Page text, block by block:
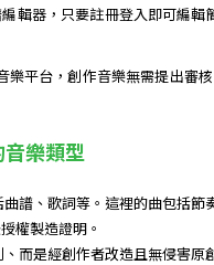
輯器，只要註冊登入即可編
平台，創作音樂無需提出審
樂類型
譜、歌詞等。這裡的曲包括
權製造證明。
而是經創作者改造且無侵害